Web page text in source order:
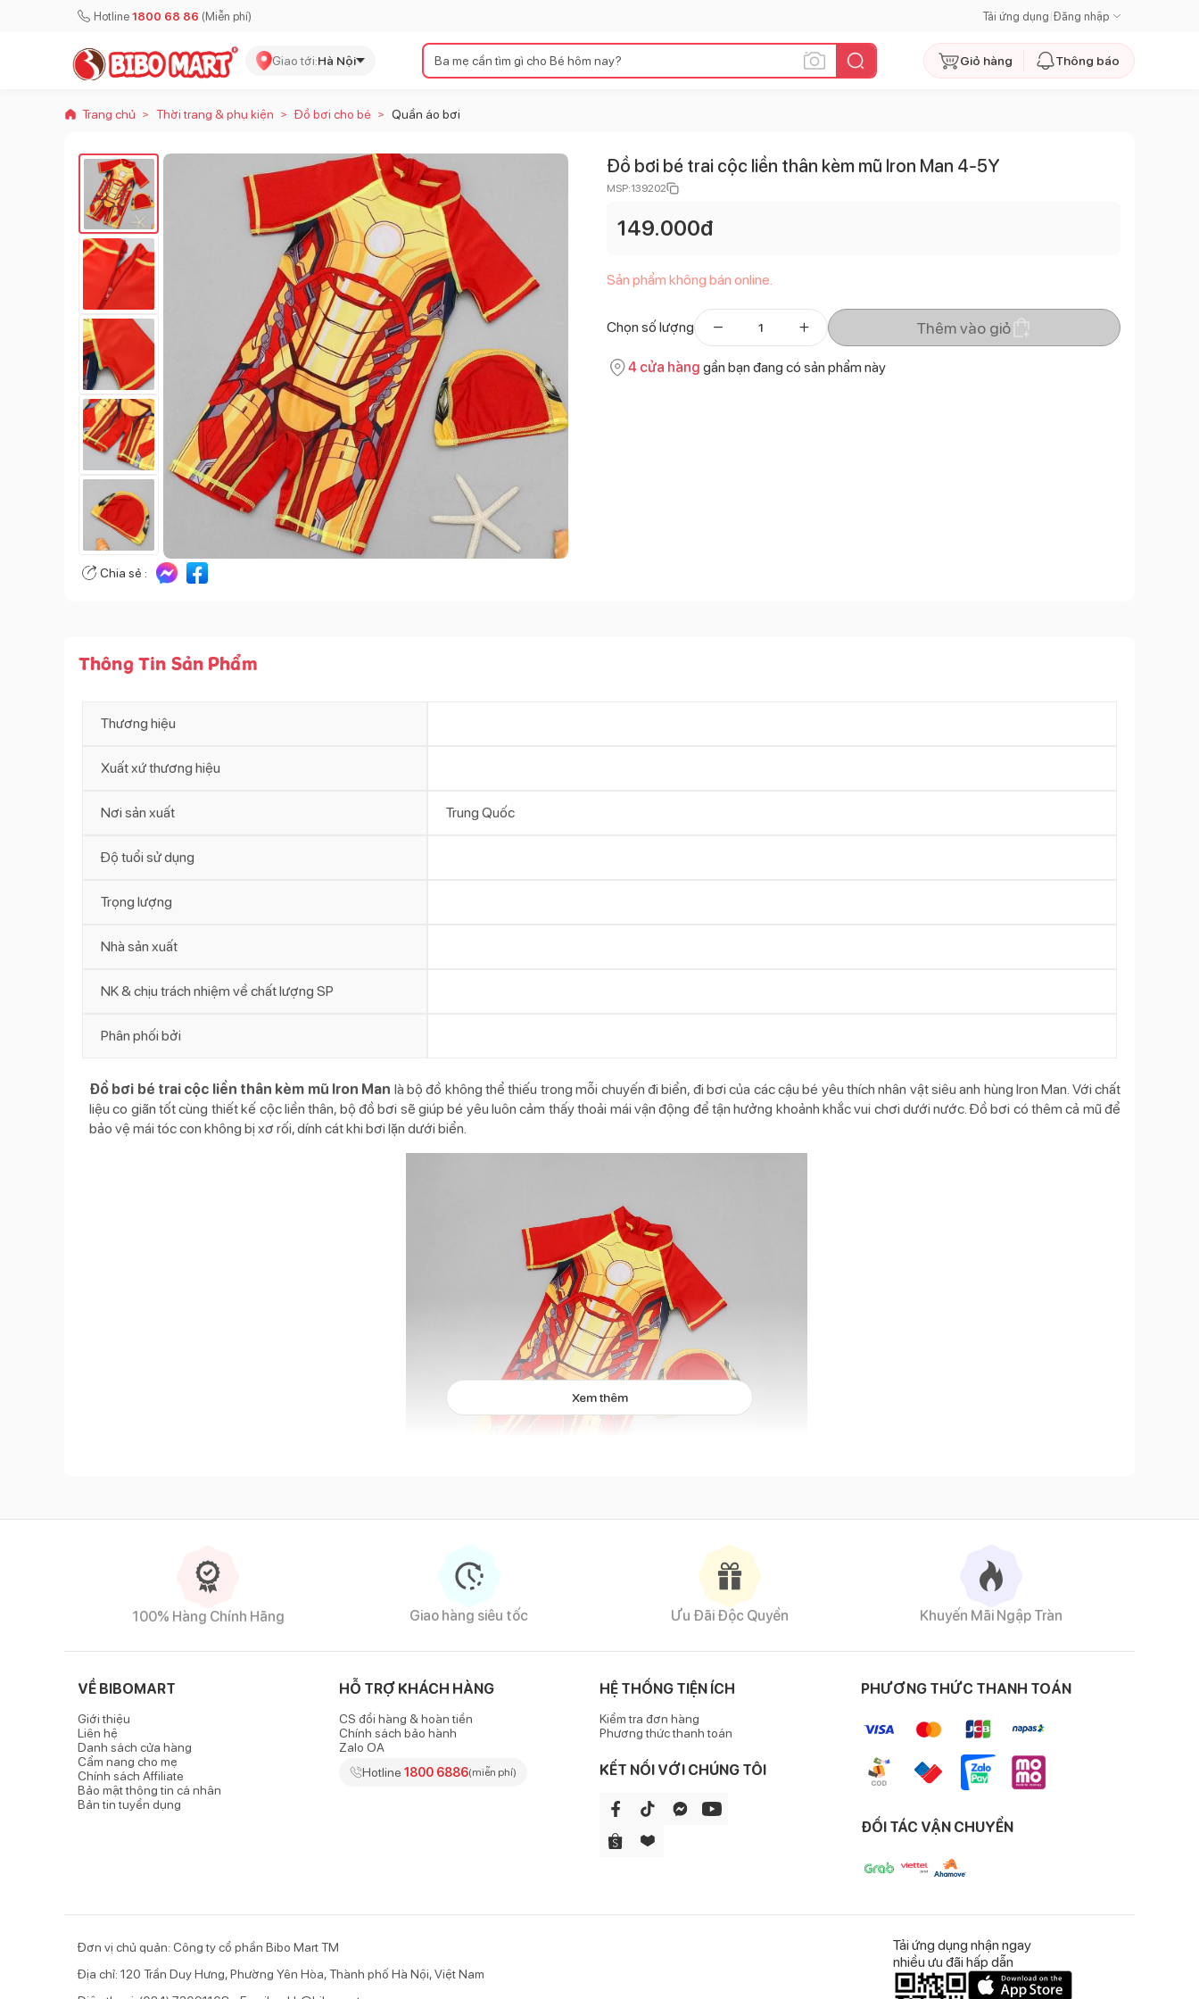
Hotline 1800 68 86 (Miễn phí) Tải ứng dụng Đăng nhập
Giao tới:Hà Nội Giỏ hàng Thông báo
Trang chủ > Thời trang & phụ kiện > Đồ bơi cho bé > Quần áo bơi
Chia sẻ :
Đồ bơi bé trai cộc liền thân kèm mũ Iron Man 4-5Y
MSP:139202
149.000đ
Sản phẩm không bán online.
Chọn số lượng Thêm vào giỏ
4 cửa hàng gần bạn đang có sản phẩm này
Thông Tin Sản Phẩm
Thương hiệu
Xuất xứ thương hiệu
Nơi sản xuất Trung Quốc
Độ tuổi sử dụng
Trọng lượng
Nhà sản xuất
NK & chịu trách nhiệm về chất lượng SP
Phân phối bởi
Đồ bơi bé trai cộc liền thân kèm mũ Iron Man là bộ đồ không thể thiếu trong mỗi chuyến đi biển, đi bơi của các cậu bé yêu thích nhân vật siêu anh hùng Iron Man. Với chất
liệu co giãn tốt cùng thiết kế cộc liền thân, bộ đồ bơi sẽ giúp bé yêu luôn cảm thấy thoải mái vận động để tận hưởng khoảnh khắc vui chơi dưới nước. Đồ bơi có thêm cả mũ để
bảo vệ mái tóc con không bị xơ rối, dính cát khi bơi lặn dưới biển.
Đồ bơi bé trai cộc liền thân kèm mũ Iron Man
Đặc điểm nổi bật của sản phẩm
nên không làm bé cảm thấy nặng nề khi di chuyển, vận động dưới nước.
- Sản phẩm không có chỉ thừa, được cắt may cẩn thận, chỉn chu, đảm bảo không gây cộm ngứa hay xước da bé trong khi mặc.
Thiết kế liền thân tiện lợi, năng động
- Đồ bơi dạng cộc được thiết kế liền thân giúp che chắn cơ thể bé yêu hiệu quả nhưng không tạo cảm giác hầm bí, khó chịu khi mặc. Sau lưn
Xem thêm
100% Hàng Chính Hãng Giao hàng siêu tốc Ưu Đãi Độc Quyền Khuyến Mãi Ngập Tràn
VỀ BIBOMART
Giới thiệu
Liên hệ
Danh sách cửa hàng
Cẩm nang cho mẹ
Chính sách Affiliate
Bảo mật thông tin cá nhân
Bản tin tuyển dụng
HỖ TRỢ KHÁCH HÀNG
CS đổi hàng & hoàn tiền
Chính sách bảo hành
Zalo OA
Hotline 1800 6886(miễn phí)
HỆ THỐNG TIỆN ÍCH
Kiểm tra đơn hàng
Phương thức thanh toán
KẾT NỐI VỚI CHÚNG TÔI
PHƯƠNG THỨC THANH TOÁN
ĐỐI TÁC VẬN CHUYỂN
Đơn vị chủ quản: Công ty cổ phần Bibo Mart TM
Địa chỉ: 120 Trần Duy Hưng, Phường Yên Hòa, Thành phố Hà Nội, Việt Nam
Tải ứng dụng nhận ngay
nhiều ưu đãi hấp dẫn